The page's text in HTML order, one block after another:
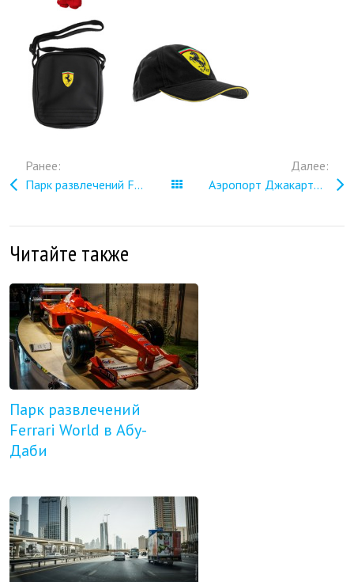
Ранее:
Парк развлечений Ferrari World в Абу-Даби
Все записи
Далее:
Аэропорт Джакарты (Soekarno-Hatta, CGK)
Читайте также
Парк развлечений
Ferrari World в Абу-
Даби